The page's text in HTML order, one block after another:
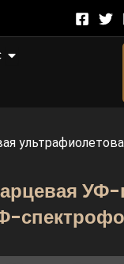
Открыто About Us